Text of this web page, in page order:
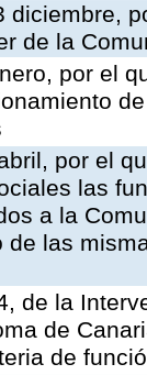
diciembre,
de la
por el
por el
las
a la
las
de la
de
de